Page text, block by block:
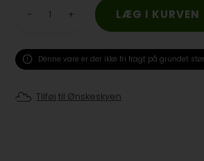
- +
Denne vare er der ikke fri fragt på grundet
Tilføj til Ønskeskyen